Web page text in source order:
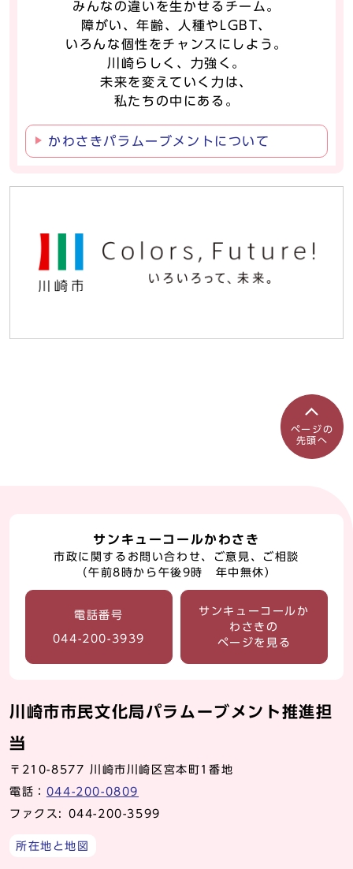
みんなの違いを生かせるチーム。
障がい、年齢、人種やLGBT、
いろんな個性をチャンスにしよう。
川崎らしく、力強く。
未来を変えていく力は、
私たちの中にある。
かわさきパラムーブメントについて
ページの
先頭へ
サンキューコールかわさき
市政に関するお問い合わせ、ご意見、ご相談
（午前8時から午後9時 年中無休）
電話番号
044-200-3939
サンキューコールか
わさきの
ページを見る
川崎市市民文化局パラムーブメント推進担
当
〒210-8577 川崎市川崎区宮本町1番地
電話： 044-200-0809
ファクス: 044-200-3599
所在地と地図